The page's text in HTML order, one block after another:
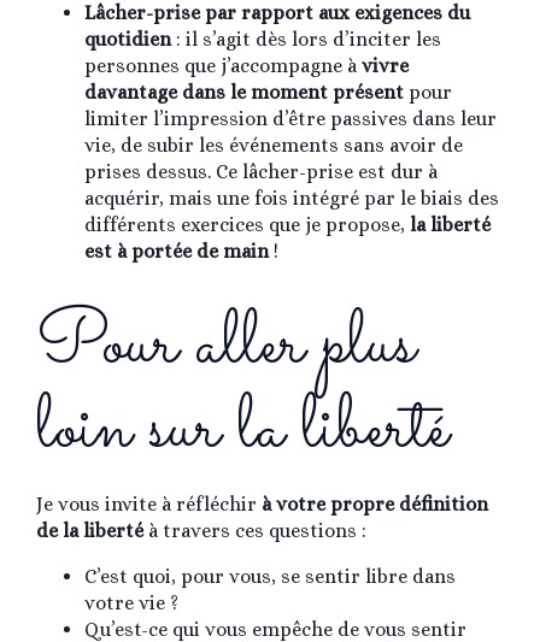
Lâcher-prise par rapport aux exigences du
quotidien: il s’agit dès lors d’inciter les
personnes que j’accompagne à vivre
davantage dans le moment présent pour
limiter l’impression d’être passives dans leur
vie, de subir les événements sans avoir de
prises dessus. Ce lâcher-prise est dur à
acquérir, mais une fois intégré par le biais des
différents exercices que je propose, la liberté
est à portée de main!
Pour aller plus
loin sur la liberté
Je vous invite à réfléchir à votre propre définition
de la libertéà travers ces questions :
C’est quoi, pour vous, se sentir libre dans
votre vie ?
Qu’est-ce qui vous empêche de vous sentir